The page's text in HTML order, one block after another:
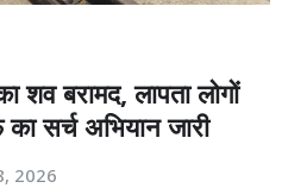
शव बरामद, लापता लोगों
सर्च अभियान जारी
2026